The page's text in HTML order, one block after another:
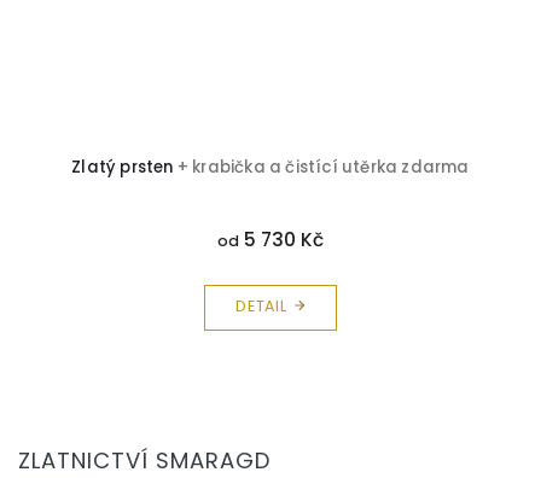
Zlatý prsten + krabička a čistící utěrka zdarma
od 5 730 Kč
DETAIL
ZLATNICTVÍ SMARAGD